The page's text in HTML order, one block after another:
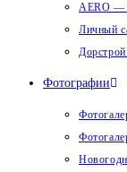
AERO —
Личный
Фотографии